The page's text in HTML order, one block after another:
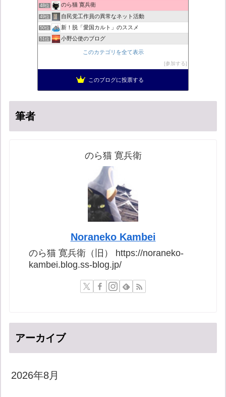
48位 のら猫 寛兵衛
49位 自民党工作員の異常なネット活動
50位 新！脱「愛国カルト」のススメ
51位 小野公使のブログ
こんなニュースにでくわした
菜穂は猫が好き
このカテゴリを全て表示
参加する
このブログに投票する
筆者
のら猫 寛兵衛
Noraneko Kambei
のら猫 寛兵衛（旧） https://noraneko-
kambei.blog.ss-blog.jp/
アーカイブ
2026年8月